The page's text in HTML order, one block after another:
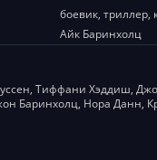
боевик, триллер,
Айк Баринхолц
Тиффани Хэддиш,
Баринхолц, Нора Данн,